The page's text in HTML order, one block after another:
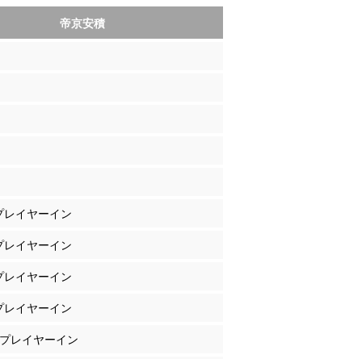
帝京安積
イヤーイン
イヤーイン
イヤーイン
イヤーイン
レイヤーイン